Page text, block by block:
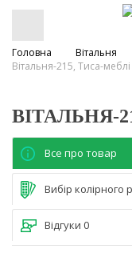
Головна Вітальня
Вітальня-215, Тиса-меблі
ВІТАЛЬНЯ-
Все про товар
Вибір колірного
Відгуки 0